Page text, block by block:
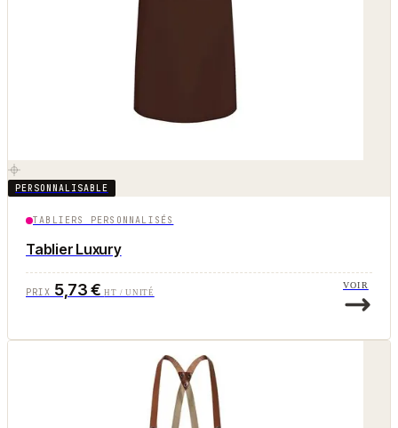
PERSONNALISABLE
TABLIERS PERSONNALISÉS
Tablier Luxury
PRIX 5,73 €HT / UNITÉ
VOIR